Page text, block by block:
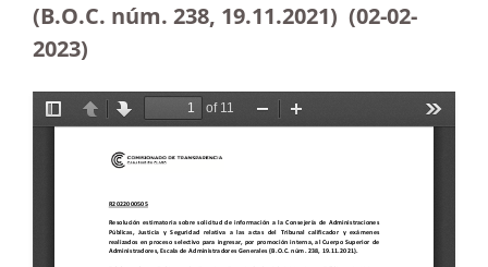
(B.O.C. núm. 238, 19.11.2021) (02-02-
2023)